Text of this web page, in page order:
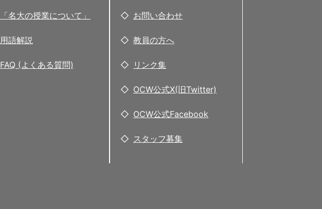
「名大の授業について」
用語解説
FAQ (よくある質問)
お問い合わせ
教員の方へ
リンク集
OCW公式X(旧Twitter)
OCW公式Facebook
スタッフ募集